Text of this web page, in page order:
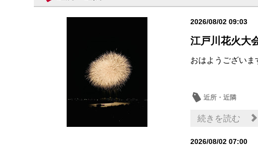
2026/08/02 09:03
江戸川花火大
おはようございま
近所・近隣
続きを読む
2026/08/02 07:00